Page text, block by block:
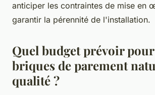
anticiper les contraintes de mise en
garantir la pérennité de l'installation.
Quel budget prévoir pour
briques de parement
qualité ?